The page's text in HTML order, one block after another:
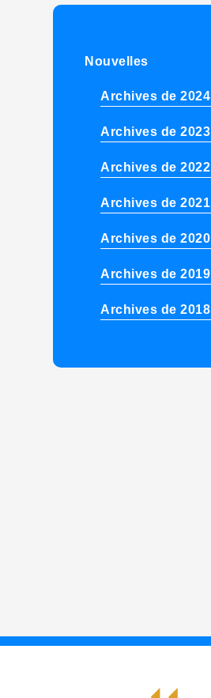
Nouvelles
Archives de 2024
Archives de 2023
Archives de 2022
Archives de 2021
Archives de 2020
Archives de 2019
Archives de 2018